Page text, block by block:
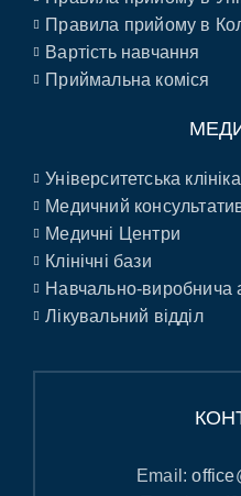
Правила прийому в
Вартість навчання
Приймальна коміся
Університетська клініка
Медичний
Медичні Центри
Клінічні бази
Навчально-виробнича
Лікувальний відділ
Email: